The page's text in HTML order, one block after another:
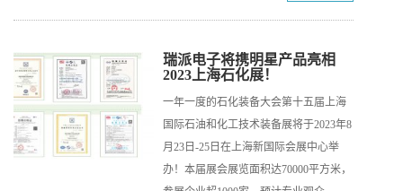
瑞派电子将携明星产品亮相
2023上海石化展！
一年一度的石化装备大会第十五届上海
国际石油和化工技术装备展将于2023年8
月23日-25日在上海新国际会展中心举
办！本届展会展览面积达70000平方米，